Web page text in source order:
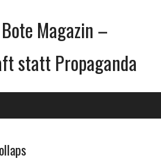
Magazin –
statt Propaganda